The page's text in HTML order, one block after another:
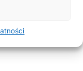
Rusiec –